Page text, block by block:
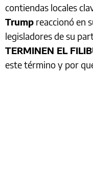
contiendas locales
Trump reaccionó en
legisladores de su
TERMINEN EL
este término y por